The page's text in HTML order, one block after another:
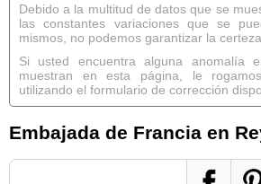
Debido a la multitud de datos que se
las constantes variaciones que se
mismos, no podemos garantizar la
Si usted encuentra alguna anomalía
muestran en esta página, le
utilizando el formulario de corrección
Embajada de Francia en